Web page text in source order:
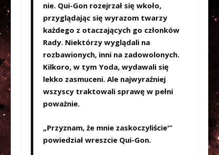
nie. Qui-Gon rozejrzał się wkoło,
przyglądając się wyrazom twarzy
każdego z otaczających go członków
Rady. Niektórzy wyglądali na
rozbawionych, inni na zadowolonych.
Kilkoro, w tym Yoda, wydawali się
lekko zasmuceni. Ale najwyraźniej
wszyscy traktowali sprawę w pełni
poważnie.
„Przyznam, że mnie zaskoczyliście'”
powiedział wreszcie Qui-Gon.